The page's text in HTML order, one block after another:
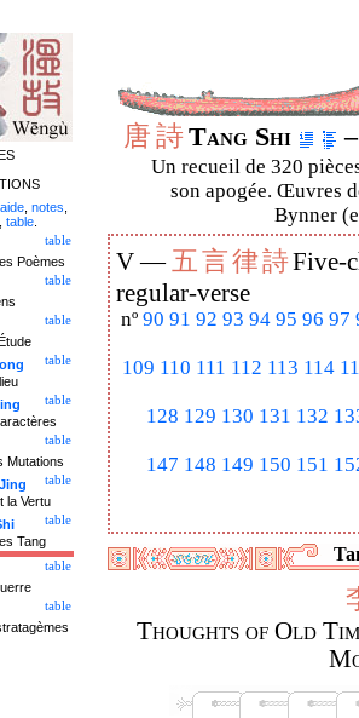
唐詩Tang Shi
Un recueil de 320
son apogée. Œuvres
Bynner
V —五言律詩Five-
regular-verse
nº 90 91 92 93 94 95 96 97
109 110 111 112 113 114
128 129 130 131 132
147 148 149 150 151
Thoughts of Old
aide notes
table
table
Poèmes
table
table
table
table
table
Mutations
table
la Vertu
table
Tang
table
table